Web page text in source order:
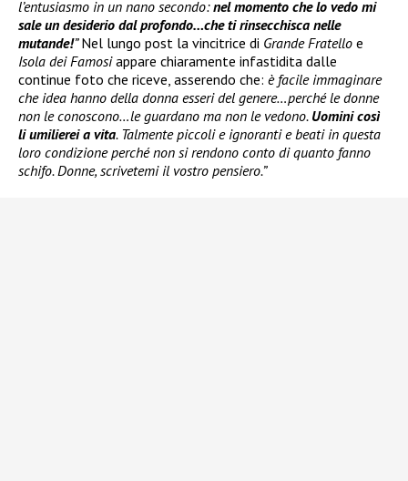
l’entusiasmo in un nano secondo:nel momento che lo vedo mi
sale un desiderio dal profondo…che ti rinsecchisca nelle
mutande!”Nel lungo post la vincitrice di Grande Fratello e
Isola dei Famosiappare chiaramente infastidita dalle
continue foto che riceve, asserendo che: è facile immaginare
che idea hanno della donna esseri del genere…perché le donne
non le conoscono…le guardano ma non le vedono. Uomini così
li umilierei a vita. Talmente piccoli e ignoranti e beati in questa
loro condizione perché non si rendono conto di quanto fanno
schifo. Donne, scrivetemi il vostro pensiero.”